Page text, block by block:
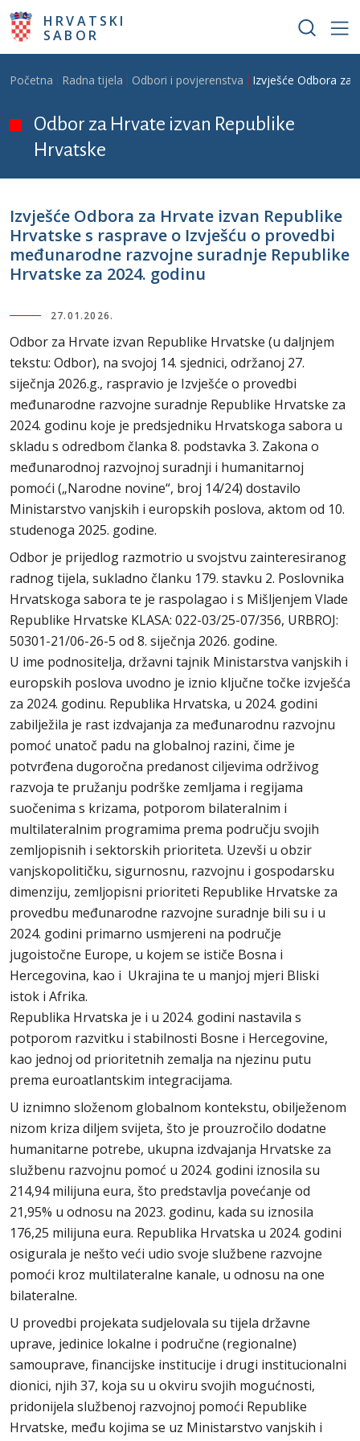
Skoči na glavni sadržaj
HRVATSKI
SABOR
Breadcrumb
Početna Radna tijela Odbori i povjerenstva Izvješće Odbora za
Odbor za Hrvate izvan Republike
Hrvatske
Izvješće Odbora za Hrvate izvan Republike
Hrvatske s rasprave o Izvješću o provedbi
međunarodne razvojne suradnje Republike
Hrvatske za 2024. godinu
27.01.2026.
Odbor za Hrvate izvan Republike Hrvatske (u daljnjem
tekstu: Odbor), na svojoj 14. sjednici, održanoj 27.
siječnja 2026.g., raspravio je Izvješće o provedbi
međunarodne razvojne suradnje Republike Hrvatske za
2024. godinu koje je predsjedniku Hrvatskoga sabora u
skladu s odredbom članka 8. podstavka 3. Zakona o
međunarodnoj razvojnoj suradnji i humanitarnoj
pomoći („Narodne novine“, broj 14/24) dostavilo
Ministarstvo vanjskih i europskih poslova, aktom od 10.
studenoga 2025. godine.
Odbor je prijedlog razmotrio u svojstvu zainteresiranog
radnog tijela, sukladno članku 179. stavku 2. Poslovnika
Hrvatskoga sabora te je raspolagao i s Mišljenjem Vlade
Republike Hrvatske KLASA: 022-03/25-07/356, URBROJ:
50301-21/06-26-5 od 8. siječnja 2026. godine.
U ime podnositelja, državni tajnik Ministarstva vanjskih i
europskih poslova uvodno je iznio ključne točke izvješća
za 2024. godinu. Republika Hrvatska, u 2024. godini
zabilježila je rast izdvajanja za međunarodnu razvojnu
pomoć unatoč padu na globalnoj razini, čime je
potvrđena dugoročna predanost ciljevima održivog
razvoja te pružanju podrške zemljama i regijama
suočenima s krizama, potporom bilateralnim i
multilateralnim programima prema području svojih
zemljopisnih i sektorskih prioriteta. Uzevši u obzir
vanjskopolitičku, sigurnosnu, razvojnu i gospodarsku
dimenziju, zemljopisni prioriteti Republike Hrvatske za
provedbu međunarodne razvojne suradnje bili su i u
2024. godini primarno usmjereni na područje
jugoistočne Europe, u kojem se ističe Bosna i
Hercegovina, kao i Ukrajina te u manjoj mjeri Bliski
istok i Afrika.
Republika Hrvatska je i u 2024. godini nastavila s
potporom razvitku i stabilnosti Bosne i Hercegovine,
kao jednoj od prioritetnih zemalja na njezinu putu
prema euroatlantskim integracijama.
U iznimno složenom globalnom kontekstu, obilježenom
nizom kriza diljem svijeta, što je prouzročilo dodatne
humanitarne potrebe, ukupna izdvajanja Hrvatske za
službenu razvojnu pomoć u 2024. godini iznosila su
214,94 milijuna eura, što predstavlja povećanje od
21,95% u odnosu na 2023. godinu, kada su iznosila
176,25 milijuna eura. Republika Hrvatska u 2024. godini
osigurala je nešto veći udio svoje službene razvojne
pomoći kroz multilateralne kanale, u odnosu na one
bilateralne.
U provedbi projekata sudjelovala su tijela državne
uprave, jedinice lokalne i područne (regionalne)
samouprave, financijske institucije i drugi institucionalni
dionici, njih 37, koja su u okviru svojih mogućnosti,
pridonijela službenoj razvojnoj pomoći Republike
Hrvatske, među kojima se uz Ministarstvo vanjskih i